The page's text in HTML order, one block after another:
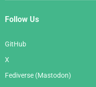
Follow Us
GitHub
X
Fediverse (Mastodon)